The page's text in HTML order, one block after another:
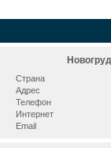
Страна
Адрес
Телефон
Интернет
Email